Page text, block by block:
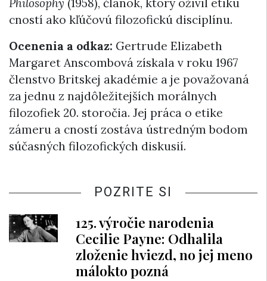
Philosophy (1958), článok, ktorý oživil etiku
cností ako kľúčovú filozofickú disciplínu.
Ocenenia a odkaz: Gertrude Elizabeth
Margaret Anscombová získala v roku 1967
členstvo Britskej akadémie a je považovaná
za jednu z najdôležitejších morálnych
filozofiek 20. storočia. Jej práca o etike
zámeru a cností zostáva ústredným bodom
súčasných filozofických diskusií.
POZRITE SI
125. výročie narodenia
Cecilie Payne: Odhalila
zloženie hviezd, no jej meno
málokto pozná